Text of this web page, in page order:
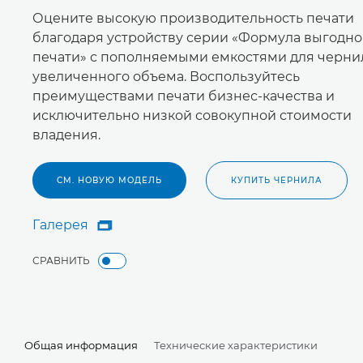
Оцените высокую производительность печати
благодаря устройству серии «Формула
печати» с пополняемыми емкостями для
увеличенного объема. Воспользуйтесь
преимуществами печати бизнес-качества и
исключительно низкой совокупной стоимости
владения.
СМ. НОВУЮ МОДЕЛЬ КУПИТЬ ЧЕРНИЛА
Галерея
Галерея

СРАВНИТЬ
Общая информация Технические характеристики